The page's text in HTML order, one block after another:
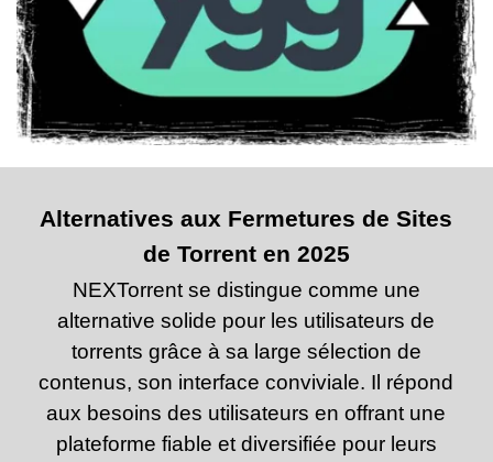
Alternatives aux Fermetures de Sites
de Torrent en 2025
NEXTorrent se distingue comme une
alternative solide pour les utilisateurs de
torrents grâce à sa large sélection de
contenus, son interface conviviale. Il répond
aux besoins des utilisateurs en offrant une
plateforme fiable et diversifiée pour leurs